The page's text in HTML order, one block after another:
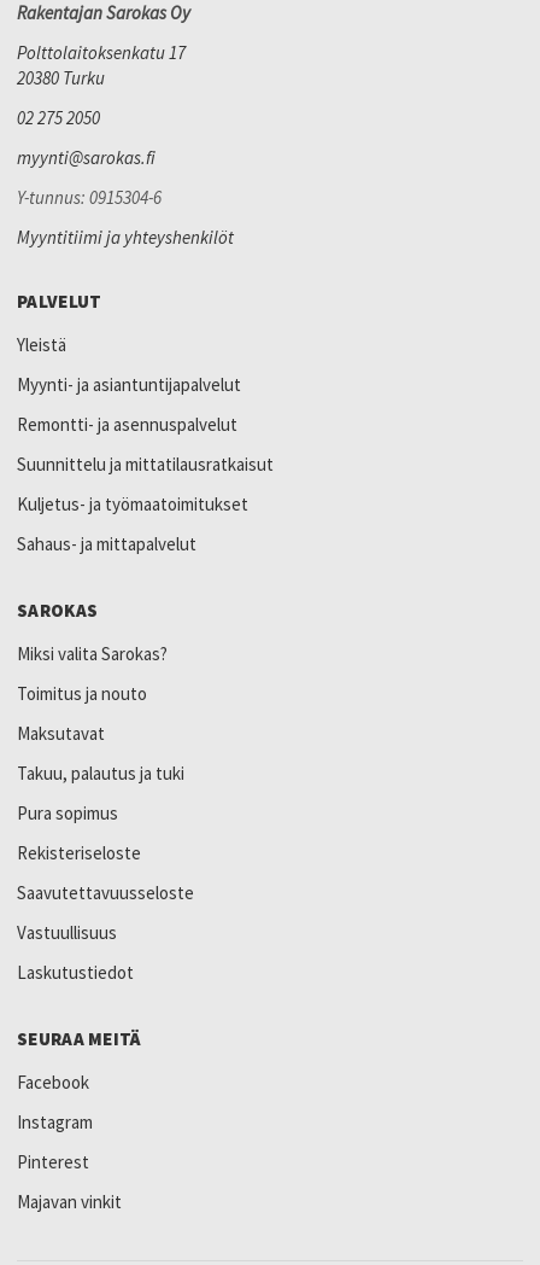
Rakentajan Sarokas Oy
Polttolaitoksenkatu 17
20380 Turku
02 275 2050
myynti@sarokas.fi
Y-tunnus: 0915304-6
Myyntitiimi ja yhteyshenkilöt
PALVELUT
Yleistä
Myynti- ja asiantuntijapalvelut
Remontti- ja asennuspalvelut
Suunnittelu ja mittatilausratkaisut
Kuljetus- ja työmaatoimitukset
Sahaus- ja mittapalvelut
SAROKAS
Miksi valita Sarokas?
Toimitus ja nouto
Maksutavat
Takuu, palautus ja tuki
Pura sopimus
Rekisteriseloste
Saavutettavuusseloste
Vastuullisuus
Laskutustiedot
SEURAA MEITÄ
Facebook
Instagram
Pinterest
Majavan vinkit